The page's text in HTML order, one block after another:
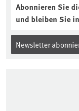
Abonnieren Sie
und bleiben Sie
Newsletter